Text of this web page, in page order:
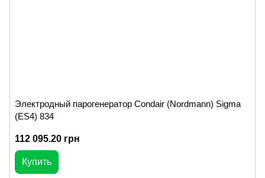
Электродный парогенератор Condair (Nordmann) Sigma
(ES4) 834
112 095.20 грн
Купить